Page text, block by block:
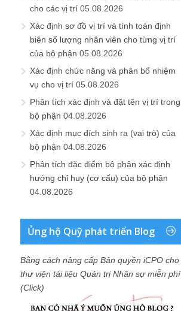
cho các vị trí 05.08.2026
Xác định sơ đồ vị trí và tính toán định
biên số lượng nhân viên cho từng vị trí
của bộ phận 05.08.2026
Xác định chức năng và phân bổ nhiệm
vụ cho vị trí 05.08.2026
Phân tích xác định và đặt tên vị trí trong
bộ phận 04.08.2026
Xác định mục đích sinh ra (vai trò) của
bộ phận 04.08.2026
Phân tích đặc điểm bộ phận xác định
hướng chỉ huy (cơ cấu) của bộ phận
04.08.2026
Ủng hộ Quỹ phát triển Blog
Bằng cách nâng cấp Bản quyền iCPO cho
thư viện tài liệu Quản trị Nhân sự miễn phí
(Click)